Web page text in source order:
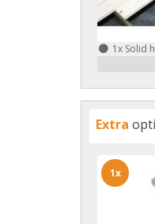
1x Solid
Extra
1x